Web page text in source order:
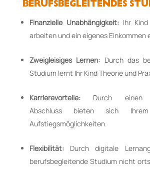
BERUFSBEGLEITENDES
Finanzielle Unabhängigkeit:Ihr Kind
arbeiten und ein eigenes Einkommen
Zweigleisiges Lernen: Durch das
Studium lernt Ihr Kind Theorie und
Karrierevorteile:Durch einen
Abschluss bieten sich
Aufstiegsmöglichkeiten.
Flexibilität:Durch digitale
berufsbegleitende Studium nicht